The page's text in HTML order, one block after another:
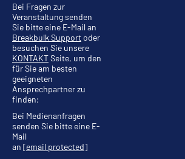
Bei Fragen zur
Veranstaltung senden
Sie bitte eine E-Mail an
Breakbulk Supportoder
besuchen Sie unsere
KONTAKTSeite, um den
für Sie am besten
geeigneten
Ansprechpartner zu
finden;
Bei Medienanfragen
senden Sie bitte eine E-
Mail
an [email protected]